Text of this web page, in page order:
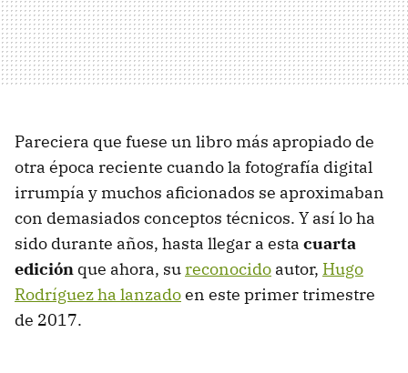
Pareciera que fuese un libro más apropiado de
otra época reciente cuando la fotografía digital
irrumpía y muchos aficionados se aproximaban
con demasiados conceptos técnicos. Y así lo ha
sido durante años, hasta llegar a esta cuarta
edición que ahora, su reconocido autor, Hugo
Rodríguez ha lanzadoen este primer trimestre
de 2017.